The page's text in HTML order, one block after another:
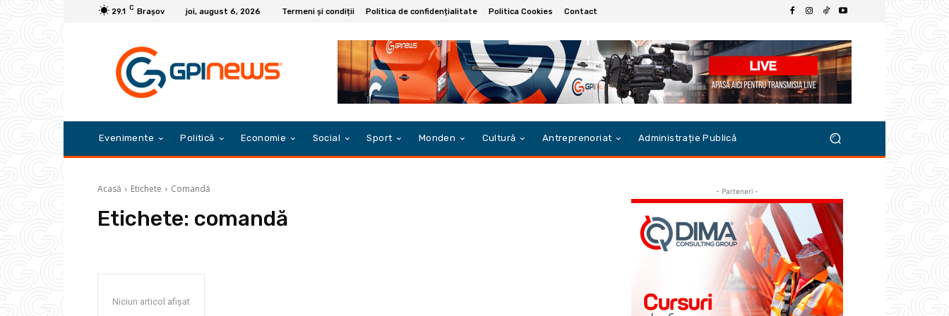
29.1 C Braşov joi, august 6, 2026 Termeni și condiții Politica de confidențialitate Politica Cookies Contact
Evenimente Politică Economie Social Sport Monden Cultură Antreprenoriat Administrație Publică
Acasă Etichete Comandă
Etichete: comandă
Niciun articol afișat
- Parteneri -